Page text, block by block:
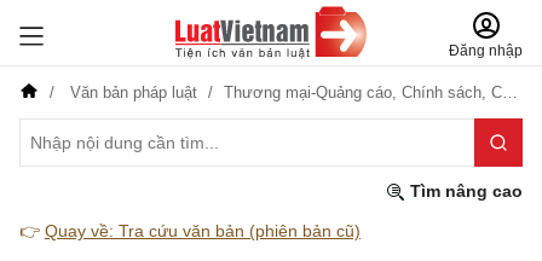
Đăng nhập
Văn bản pháp luật Thương mại-Quảng cáo, Chính sách, Công nghiệp,
Tìm nâng cao
👉 Quay về: Tra cứu văn bản (phiên bản cũ)